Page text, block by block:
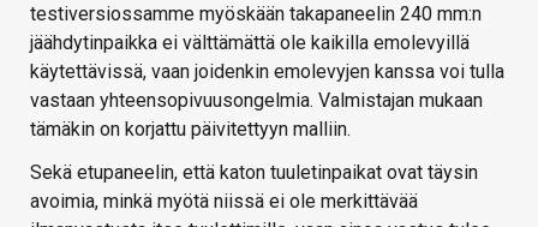
testiversiossamme myöskään takapaneelin 240 mm:n
jäähdytinpaikka ei välttämättä ole kaikilla emolevyillä
käytettävissä, vaan joidenkin emolevyjen kanssa voi tulla
vastaan yhteensopivuusongelmia. Valmistajan mukaan
tämäkin on korjattu päivitettyyn malliin.
Sekä etupaneelin, että katon tuuletinpaikat ovat täysin
avoimia, minkä myötä niissä ei ole merkittävää